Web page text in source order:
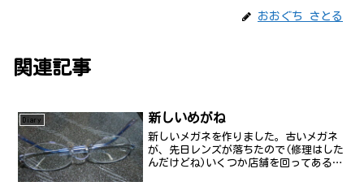
おおぐち さとる
関連記事
Diary 新しいめがね
新しいメガネを作りました。古いメガネ
が、先日レンズが落ちたので(修理はした
んだけどね)いくつか店舗を回ってある程